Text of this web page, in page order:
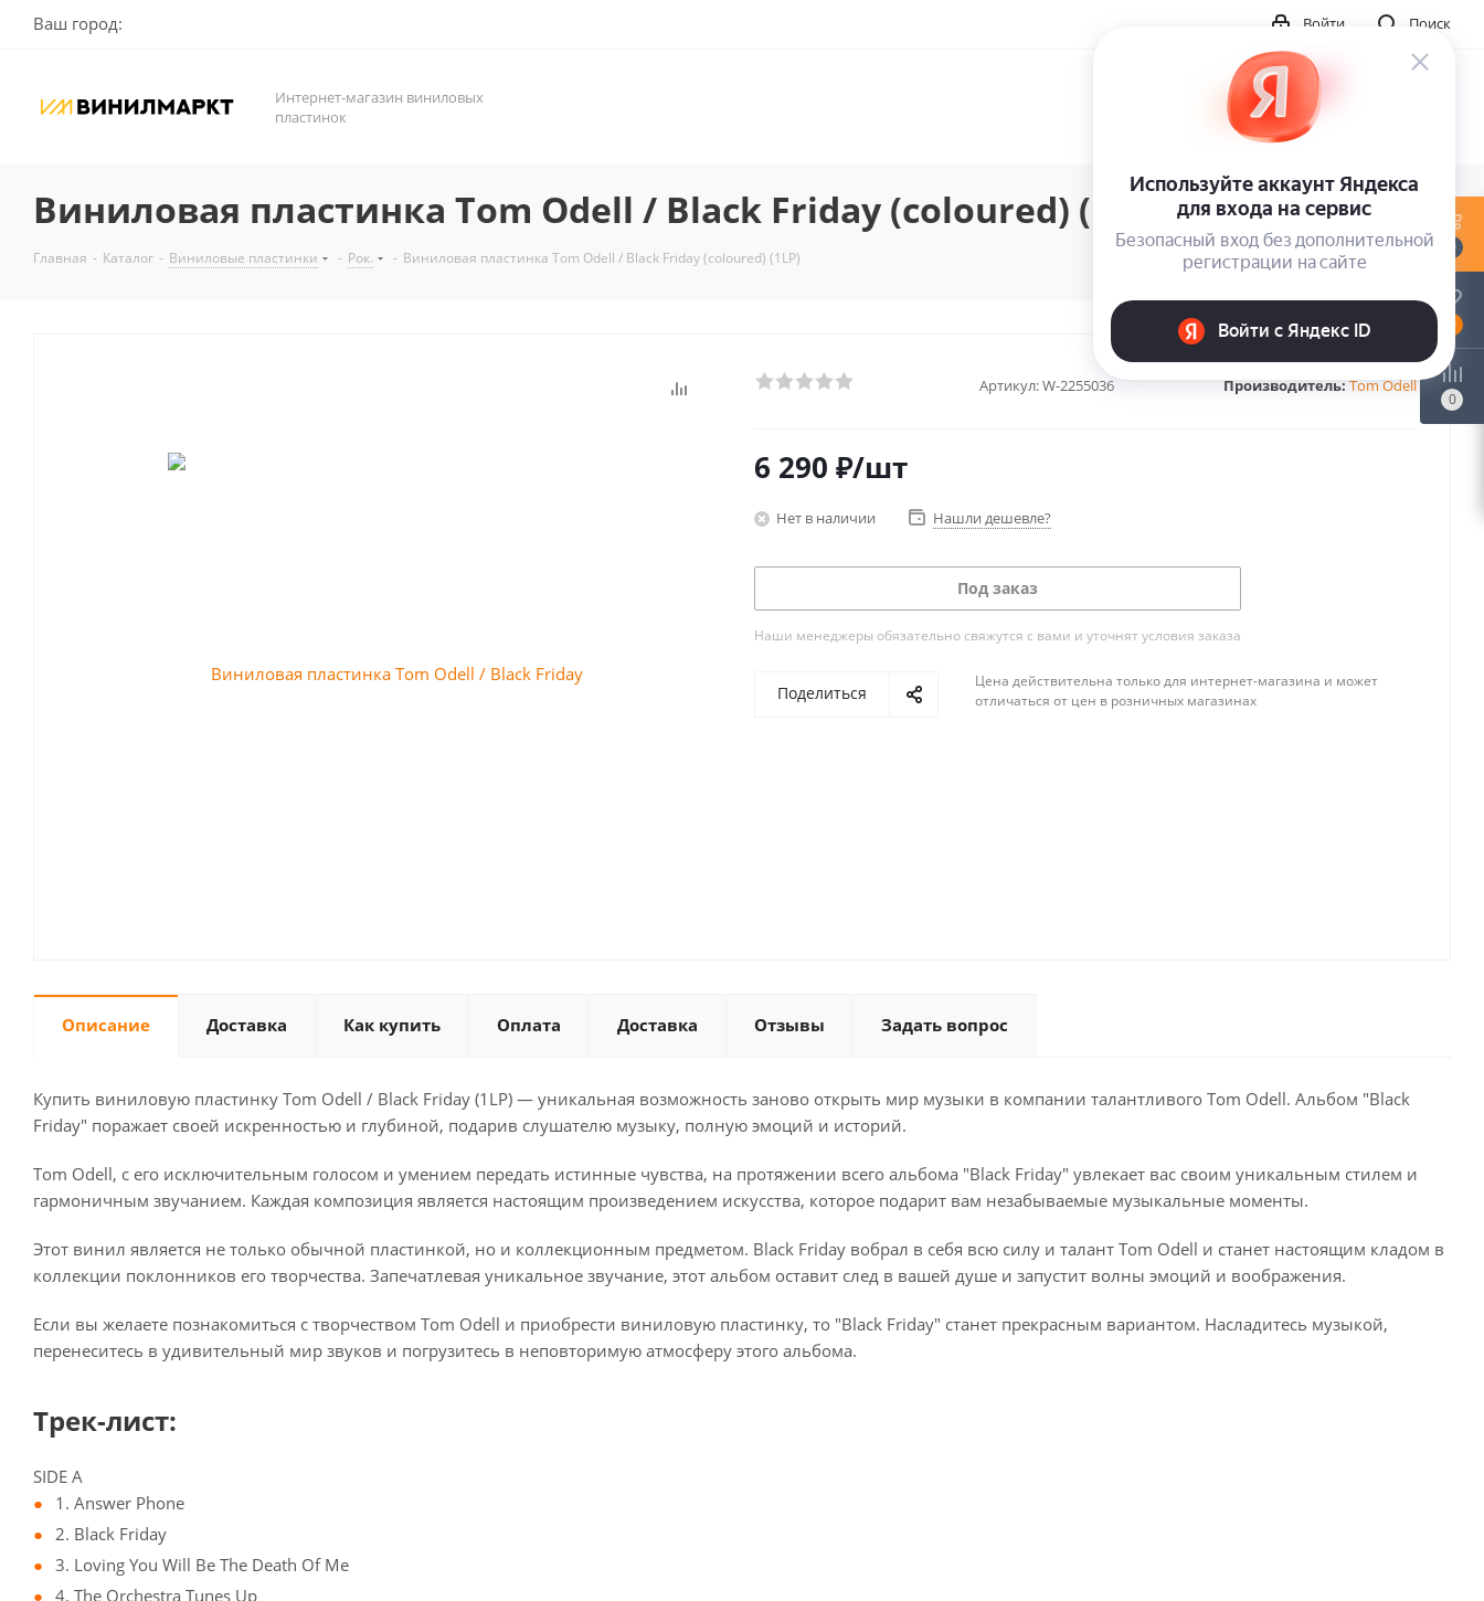
Ваш город: Поиск
Войти
Интернет-магазин виниловых
пластинок
Виниловая пластинка Tom Odell / Black Friday (coloured) (1LP)
Главная - Каталог - Виниловые пластинки - Рок. - Виниловая пластинка Tom Odell / Black Friday (coloured) (1LP)
Артикул:W-2255036 Производитель:Tom Odell
6 290 ₽/шт
Нет в наличии Нашли дешевле?
Под заказ
Наши менеджеры обязательно свяжутся с вами и уточнят условия заказа
Поделиться
Цена действительна только для интернет-магазина и может
отличаться от цен в розничных магазинах
Описание Доставка Как купить Оплата Доставка Отзывы Задать вопрос
Купить виниловую пластинку Tom Odell / Black Friday (1LP) — уникальная возможность заново открыть мир музыки в компании талантливого Tom Odell. Альбом "Black
Friday" поражает своей искренностью и глубиной, подарив слушателю музыку, полную эмоций и историй.
Tom Odell, с его исключительным голосом и умением передать истинные чувства, на протяжении всего альбома "Black Friday" увлекает вас своим уникальным стилем и
гармоничным звучанием. Каждая композиция является настоящим произведением искусства, которое подарит вам незабываемые музыкальные моменты.
Этот винил является не только обычной пластинкой, но и коллекционным предметом. Black Friday вобрал в себя всю силу и талант Tom Odell и станет настоящим кладом в
коллекции поклонников его творчества. Запечатлевая уникальное звучание, этот альбом оставит след в вашей душе и запустит волны эмоций и воображения.
Если вы желаете познакомиться с творчеством Tom Odell и приобрести виниловую пластинку, то "Black Friday" станет прекрасным вариантом. Насладитесь музыкой,
перенеситесь в удивительный мир звуков и погрузитесь в неповторимую атмосферу этого альбома.
Трек-лист:
SIDE A
1. Answer Phone
2. Black Friday
3. Loving You Will Be The Death Of Me
4. The Orchestra Tunes Up
0
0
0